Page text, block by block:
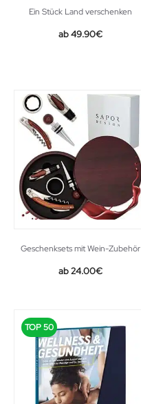
Ein Stück Land verschenken
49.90€
Geschenksets mit Wein-Zubehör
24.00€
TOP 50